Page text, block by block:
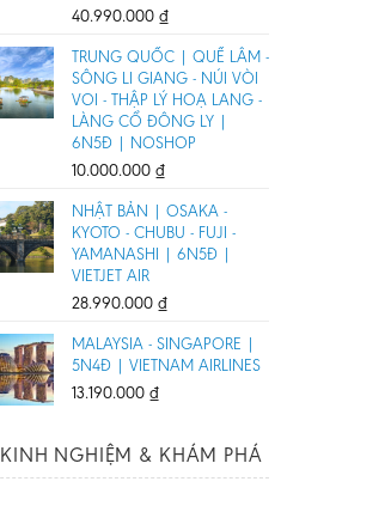
40.990.000 ₫
TRUNG QUỐC | QUẾ LÂM -
SÔNG LI GIANG - NÚI VÒI
VOI - THẬP LÝ HOẠ LANG -
LÀNG CỔ ĐÔNG LY |
6N5Đ | NOSHOP
10.000.000 ₫
NHẬT BẢN | OSAKA -
KYOTO - CHUBU - FUJI -
YAMANASHI | 6N5Đ |
VIETJET AIR
28.990.000 ₫
MALAYSIA - SINGAPORE |
5N4Đ | VIETNAM AIRLINES
13.190.000 ₫
KINH NGHIỆM & KHÁM PHÁ